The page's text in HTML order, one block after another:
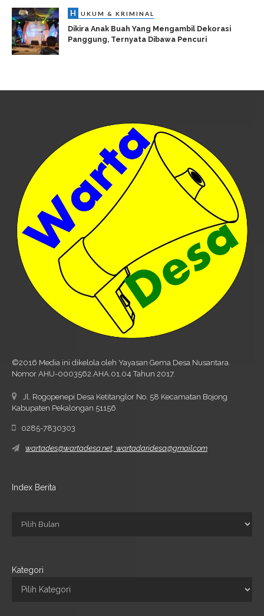
H UKUM & KRIMINAL
Dikira Anak Buah Yang Mengambil Dekorasi
Panggung, Ternyata Dibawa Pencuri
©2016 Media ini dikelola oleh Yayasan Gema Desa Nusantara.
Nomor AHU-0003562.AHA.01.04 Tahun 2017.
Jl. Rogopenepi Desa Ketitanglor No. 58 Kecamatan Bojong
Kabupaten Pekalongan 51156
0285-7830303
wartades@wartadesa.net, wartadaridesa@gmail.com
Index Berita
Kategori